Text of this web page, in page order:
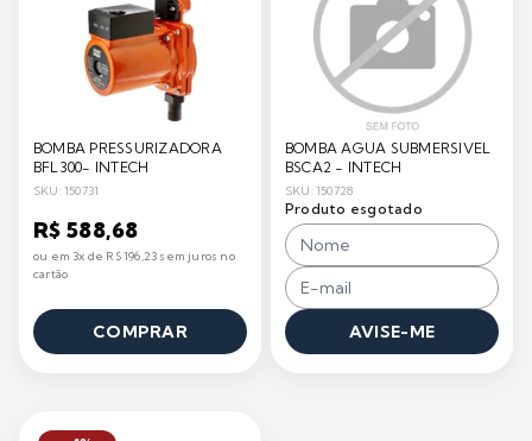
BOMBA PRESSURIZADORA
BFL300- INTECH
SKU: 150731
R$ 588,68
ou em 3x de R$ 196,23 sem juros no
cartão
COMPRAR
BOMBA AGUA SUBMERSIVEL
BSCA2 - INTECH
SKU: 150728
Produto esgotado
AVISE-ME